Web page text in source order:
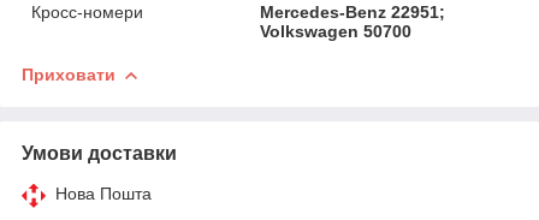
Кросс-номери
Mercedes-Benz 22951;
Volkswagen 50700
Приховати
Умови доставки
Нова Пошта